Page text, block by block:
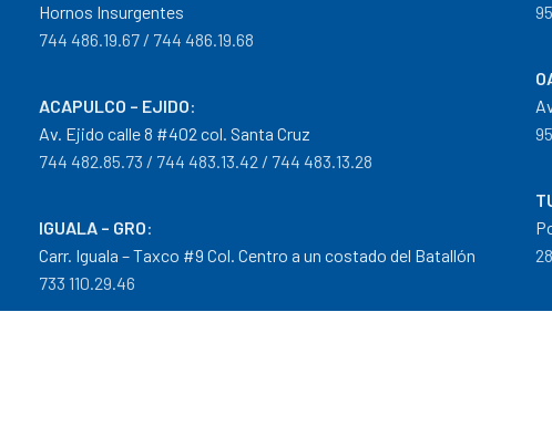
Hornos Insurgentes
744 486.19.67 / 744 486.19.68
ACAPULCO – EJIDO:
Av. Ejido calle 8 #402 col. Santa Cruz
744 482.85.73 / 744 483.13.42 / 744 483.13.28
IGUALA – GRO:
Carr. Iguala – Taxco #9 Col. Centro a un costado del Batallón
733 110.29.46